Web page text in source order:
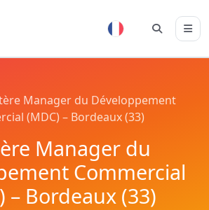
Manager du Développement
(MDC) – Bordeaux (33)
Manager du
Commercial
– Bordeaux (33)